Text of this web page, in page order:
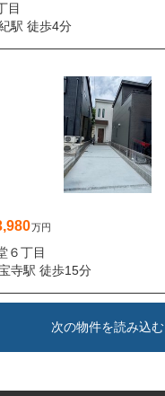
目
駅 徒歩4分
万円
６丁目
寺駅 徒歩15分
次の物件を読み込む